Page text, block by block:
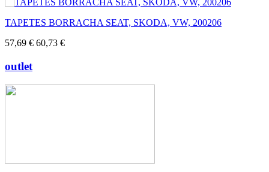
TAPETES BORRACHA SEAT, SKODA, VW, 200206
57,69 € 60,73 €
outlet